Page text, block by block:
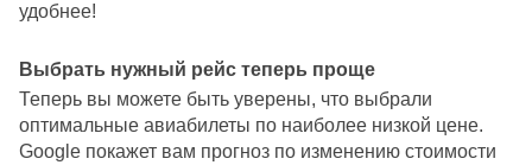
удобнее!
Выбрать нужный рейс теперь проще
Теперь вы можете быть уверены, что выбрали
оптимальные авиабилеты по наиболее низкой цене.
Google покажет вам прогноз по изменению стоимости